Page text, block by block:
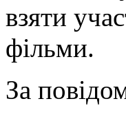
взяти
фільми.
За